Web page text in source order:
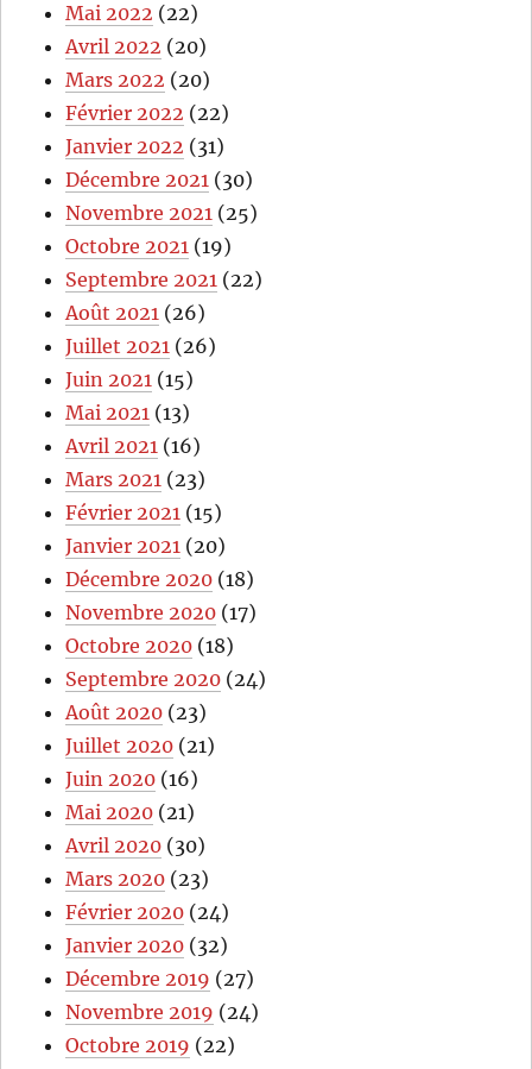
Mai 2022 (22)
Avril 2022 (20)
Mars 2022 (20)
Février 2022 (22)
Janvier 2022 (31)
Décembre 2021 (30)
Novembre 2021 (25)
Octobre 2021 (19)
Septembre 2021 (22)
Août 2021 (26)
Juillet 2021 (26)
Juin 2021 (15)
Mai 2021 (13)
Avril 2021 (16)
Mars 2021 (23)
Février 2021 (15)
Janvier 2021 (20)
Décembre 2020 (18)
Novembre 2020 (17)
Octobre 2020 (18)
Septembre 2020 (24)
Août 2020 (23)
Juillet 2020 (21)
Juin 2020 (16)
Mai 2020 (21)
Avril 2020 (30)
Mars 2020 (23)
Février 2020 (24)
Janvier 2020 (32)
Décembre 2019 (27)
Novembre 2019 (24)
Octobre 2019 (22)